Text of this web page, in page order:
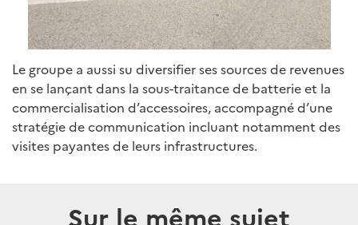
Le groupe a aussi su diversifier ses sources de revenues
en se lançant dans la sous-traitance de batterie et la
commercialisation d’accessoires, accompagné d’une
stratégie de communication incluant notamment des
visites payantes de leurs infrastructures.
Sur le même sujet